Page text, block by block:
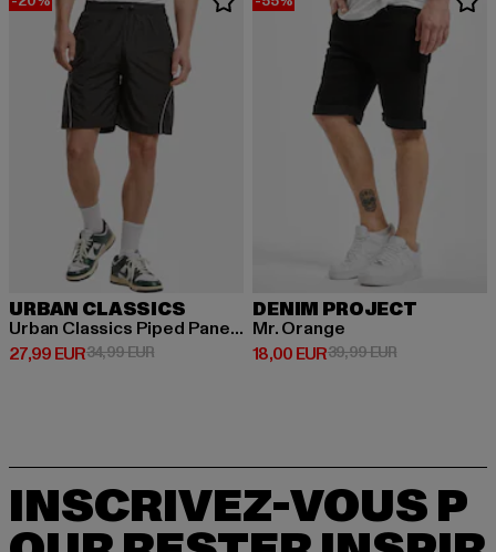
URBAN CLASSICS
Urban Classics Piped Panel Trackshorts
27,99 EUR
Prix courant: 27,99 EUR
34,99 EURPrix en promotion: 34,99 EUR
DENIM PROJECT
Mr. Orange
18,00 EUR
Prix courant: 18,00 EUR
39,99 EURPrix en
INSCRIVEZ-VOUS P